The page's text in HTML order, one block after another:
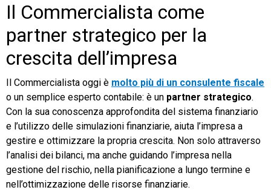
Il Commercialista come
partner strategico per la
crescita dell’impresa
Il Commercialista oggi è molto più di un consulente fiscale
o un semplice esperto contabile: è un partner strategico.
Con la sua conoscenza approfondita del sistema finanziario
e l’utilizzo delle simulazioni finanziarie, aiuta l’impresa a
gestire e ottimizzare la propria crescita. Non solo attraverso
l’analisi dei bilanci, ma anche guidando l’impresa nella
gestione del rischio, nella pianificazione a lungo termine e
nell’ottimizzazione delle risorse finanziarie.